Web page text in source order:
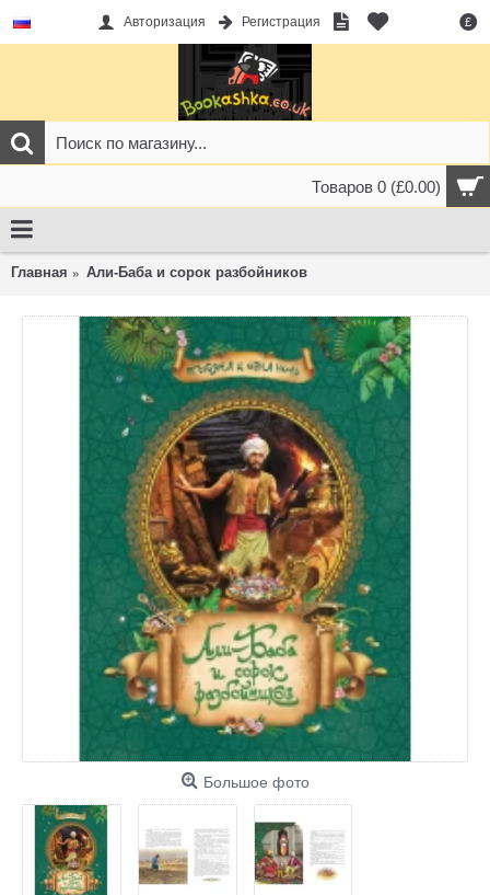
£
Авторизация Регистрация
Товаров 0 (£0.00)
Главная Али-Баба и сорок разбойников
Большое фото